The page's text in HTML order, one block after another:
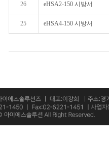
26 eHSA2-150 시방서
25 eHSA4-150 시방서